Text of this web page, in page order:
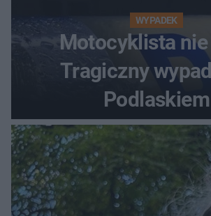
WYPADEK
Motocyklista
Tragiczny
Podlaskiem